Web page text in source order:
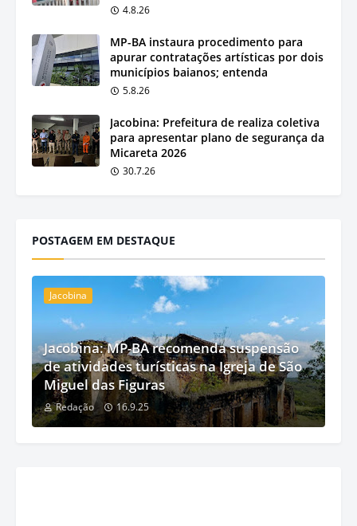
4.8.26
MP-BA instaura procedimento para
apurar contratações artísticas por dois
municípios baianos; entenda
5.8.26
Jacobina: Prefeitura de realiza coletiva
para apresentar plano de segurança da
Micareta 2026
30.7.26
POSTAGEM EM DESTAQUE
Jacobina
Jacobina: MP-BA recomenda suspensão
de atividades turísticas na Igreja de São
Miguel das Figuras
Redação 16.9.25